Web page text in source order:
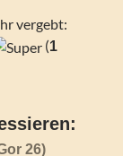
vergebt:
(1
26)